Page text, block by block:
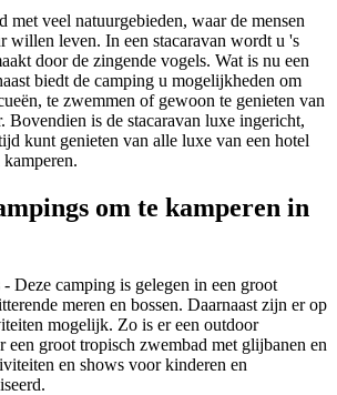
met veel natuurgebieden, waar de mensen
willen leven. In een stacaravan wordt u 's
door de zingende vogels. Wat is nu een
biedt de camping u mogelijkheden om
te zwemmen of gewoon te genieten van
Bovendien is de stacaravan luxe ingericht,
kunt genieten van alle luxe van een hotel
om te kamperen in
- Deze camping is gelegen in een groot
meren en bossen. Daarnaast zijn er op
mogelijk. Zo is er een outdoor
een groot tropisch zwembad met glijbanen en
en shows voor kinderen en